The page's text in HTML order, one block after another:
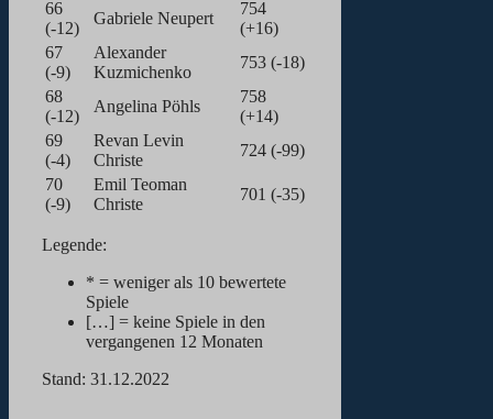
66
(-12)
Gabriele Neupert
754
(+16)
67
(-9)
Alexander
Kuzmichenko
753 (-18)
68
(-12)
Angelina Pöhls
758
(+14)
69
(-4)
Revan Levin
Christe
724 (-99)
70
(-9)
Emil Teoman
Christe
701 (-35)
Legende:
* = weniger als 10 bewertete
Spiele
[…] = keine Spiele in den
vergangenen 12 Monaten
Stand: 31.12.2022